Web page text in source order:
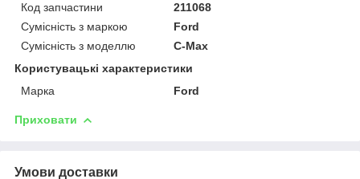
Код запчастини
211068
Сумісність з маркою
Ford
Сумісність з моделлю
C-Max
Користувацькі характеристики
Марка
Ford
Приховати
Умови доставки